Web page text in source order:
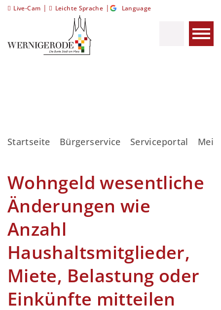
Live-Cam | Leichte Sprache | Language
Startseite Bürgerservice Serviceportal
Wohngeld wesentliche
Änderungen wie
Anzahl
Haushaltsmitglieder,
Miete, Belastung oder
Einkünfte mitteilen